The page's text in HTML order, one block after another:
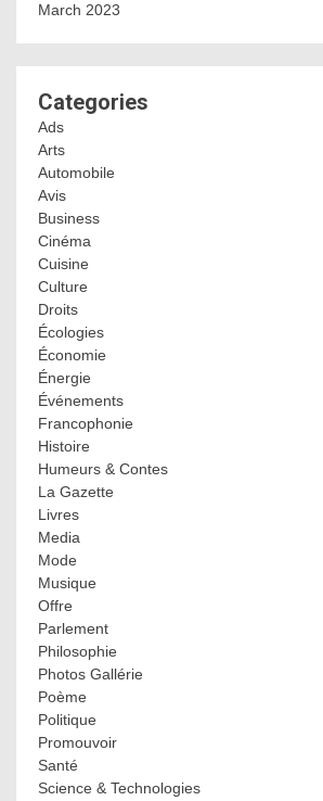
March 2023
Categories
Ads
Arts
Automobile
Avis
Business
Cinéma
Cuisine
Culture
Droits
Écologies
Économie
Énergie
Événements
Francophonie
Histoire
Humeurs & Contes
La Gazette
Livres
Media
Mode
Musique
Offre
Parlement
Philosophie
Photos Gallérie
Poème
Politique
Promouvoir
Santé
Science & Technologies